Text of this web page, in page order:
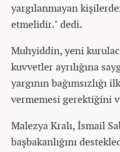
yargılanmayan
etmelidir." dedi.
Muhyiddin, yeni
kuvvetler ayrılığına
yargının bağımsızlığı
vermemesi gerektiğini
Malezya Kralı, İsmail
başbakanlığını